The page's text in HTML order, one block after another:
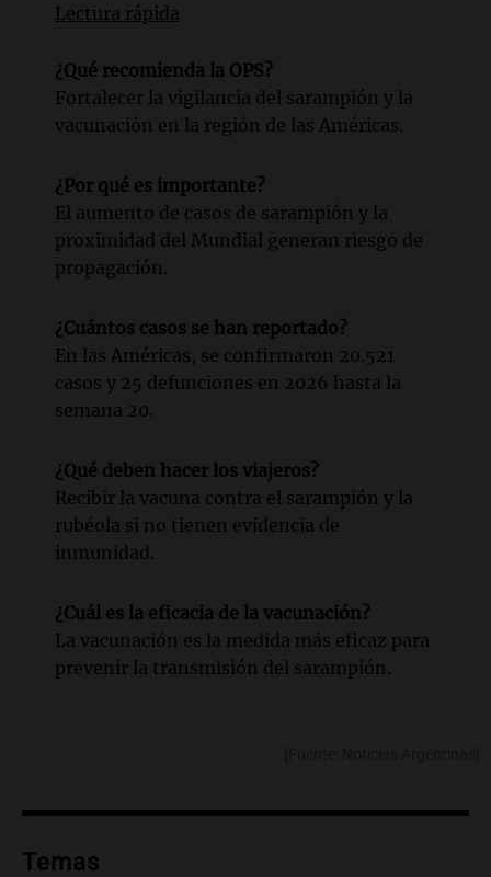
Lectura rápida
¿Qué recomienda la OPS?
Fortalecer la vigilancia del sarampión y la
vacunación en la región de las Américas.
¿Por qué es importante?
El aumento de casos de sarampión y la
proximidad del Mundial generan riesgo de
propagación.
¿Cuántos casos se han reportado?
En las Américas, se confirmaron 20.521
casos y 25 defunciones en 2026 hasta la
semana 20.
¿Qué deben hacer los viajeros?
Recibir la vacuna contra el sarampión y la
rubéola si no tienen evidencia de
inmunidad.
¿Cuál es la eficacia de la vacunación?
La vacunación es la medida más eficaz para
prevenir la transmisión del sarampión.
Temas